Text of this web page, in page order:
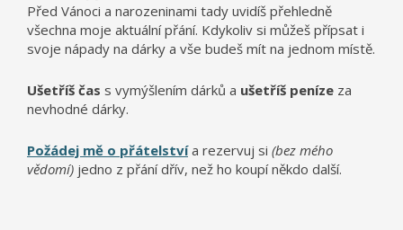
Před Vánoci a narozeninami tady uvidíš přehledně
všechna moje aktuální přání. Kdykoliv si můžeš přípsat i
svoje nápady na dárky a vše budeš mít na jednom místě.
Ušetříš čas s vymýšlením dárků a ušetříš peníze za
nevhodné dárky.
Požádej mě o přátelstvía rezervuj si (bez mého
vědomí) jedno z přání dřív, než ho koupí někdo další.